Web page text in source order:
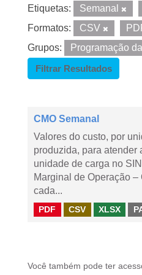
Etiquetas: Semanal
Formatos:
CSV
Grupos:
Programação
Filtrar Resultados
CMO Semanal
Valores do custo, por
produzida, para atender
unidade de carga no
Marginal de Operação –
cada...
PDF CSV XLSX
Você também pode ter